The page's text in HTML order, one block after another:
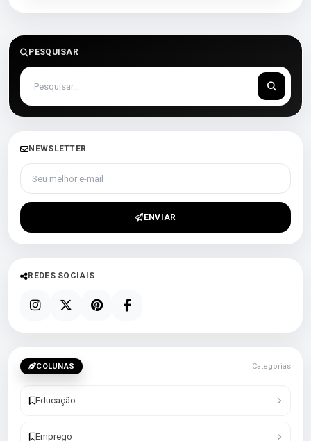
PESQUISAR
NEWSLETTER
Seu melhor e-mail
ENVIAR
REDES SOCIAIS
COLUNAS Categorias
Educação
Emprego